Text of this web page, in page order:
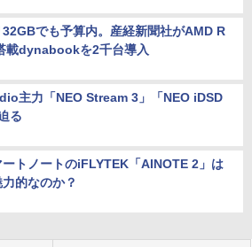
32GBでも予算内。産経新聞社がAMD R
載dynabookを2千台導入
主力「NEO Stream 3」「NEO iDSD
る
トノートのiFLYTEK「AINOTE 2」は
的なのか？